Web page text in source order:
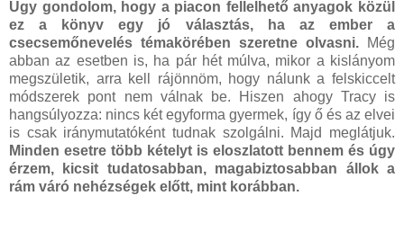
Úgy gondolom, hogy a piacon fellelhető anyagok közül
ez a könyv egy jó választás, ha az ember a
csecsemőnevelés témakörében szeretne olvasni.
Még
abban az esetben is, ha pár hét múlva, mikor a kislányom
megszületik, arra kell rájönnöm, hogy nálunk a felskiccelt
módszerek pont nem válnak be. Hiszen ahogy Tracy is
hangsúlyozza: nincs két egyforma gyermek, így ő és az elvei
is csak iránymutatóként tudnak szolgálni. Majd meglátjuk.
Minden esetre több kételyt is eloszlatott bennem és úgy
érzem, kicsit tudatosabban, magabiztosabban állok a
rám váró nehézségek előtt, mint korábban.